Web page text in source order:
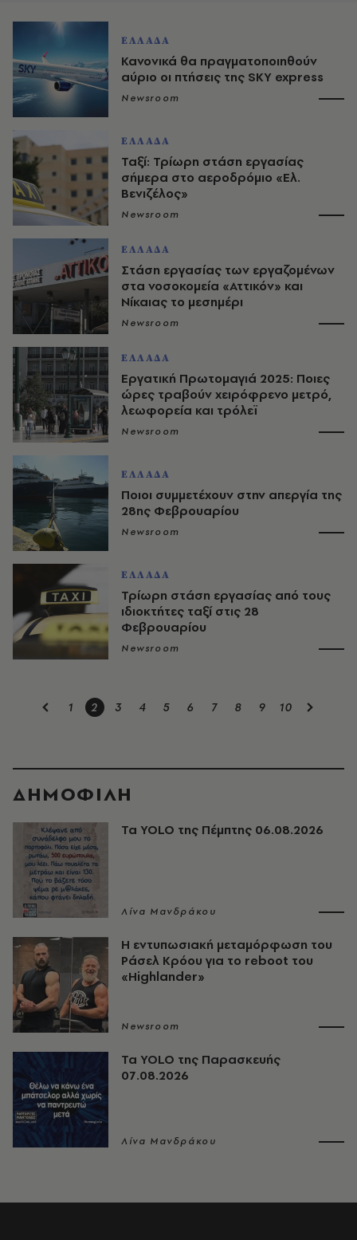
ΕΛΛΑΔΑ
Κανονικά θα πραγματοποιηθούν
αύριο οι πτήσεις της SKY express
Newsroom
ΕΛΛΑΔΑ
Ταξί: Τρίωρη στάση εργασίας
σήμερα στο αεροδρόμιο «Ελ.
Βενιζέλος»
Newsroom
ΕΛΛΑΔΑ
Στάση εργασίας των εργαζομένων
στα νοσοκομεία «Αττικόν» και
Νίκαιας το μεσημέρι
Newsroom
ΕΛΛΑΔΑ
Εργατική Πρωτομαγιά 2025: Ποιες
ώρες τραβούν χειρόφρενο μετρό,
λεωφορεία και τρόλεϊ
Newsroom
ΕΛΛΑΔΑ
Ποιοι συμμετέχουν στην απεργία της
28ης Φεβρουαρίου
Newsroom
ΕΛΛΑΔΑ
Τρίωρη στάση εργασίας από τους
ιδιοκτήτες ταξί στις 28
Φεβρουαρίου
Newsroom
1 2 3 4 5 6 7 8 9 10
ΔΗΜΟΦΙΛΗ
Τα YOLO της Πέμπτης 06.08.2026
Λίνα Μανδράκου
Η εντυπωσιακή μεταμόρφωση του
Ράσελ Κρόου για το reboot του
«Highlander»
Newsroom
Τα YOLO της Παρασκευής
07.08.2026
Λίνα Μανδράκου